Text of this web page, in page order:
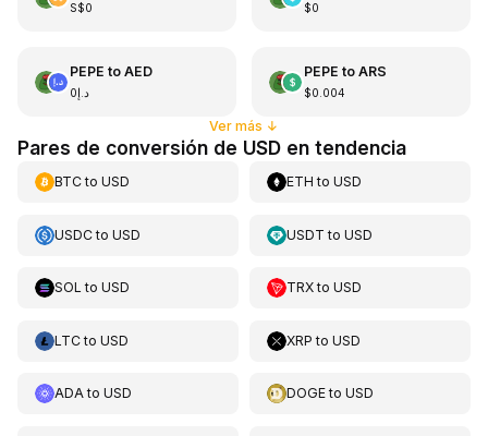
S$0 $0
PEPE to AED
د.إ0
PEPE to ARS
$0.004
Ver más ↓
Pares de conversión de USD en tendencia
BTCto USD ETH toUSD
USDCto USD USDT toUSD
SOL to USD TRXtoUSD
LTCto USD XRP toUSD
ADAto USD DOGEtoUSD